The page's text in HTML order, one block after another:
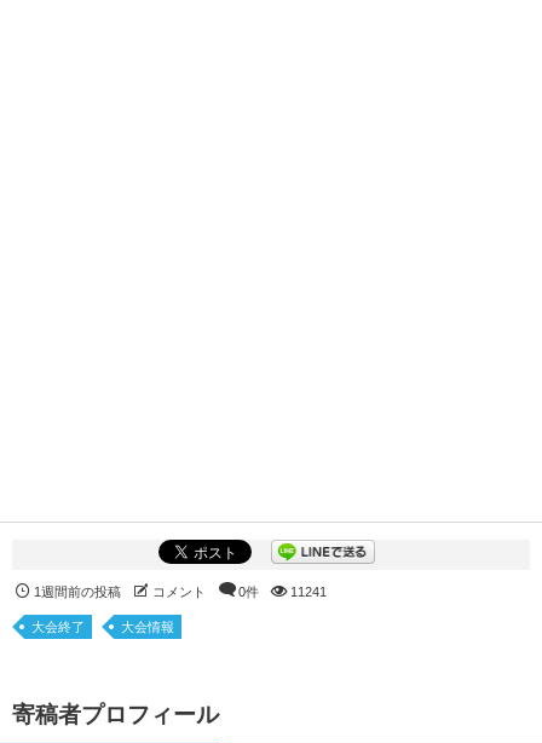
1週間前の投稿 コメント 0件 11241
大会終了 大会情報
寄稿者プロフィール